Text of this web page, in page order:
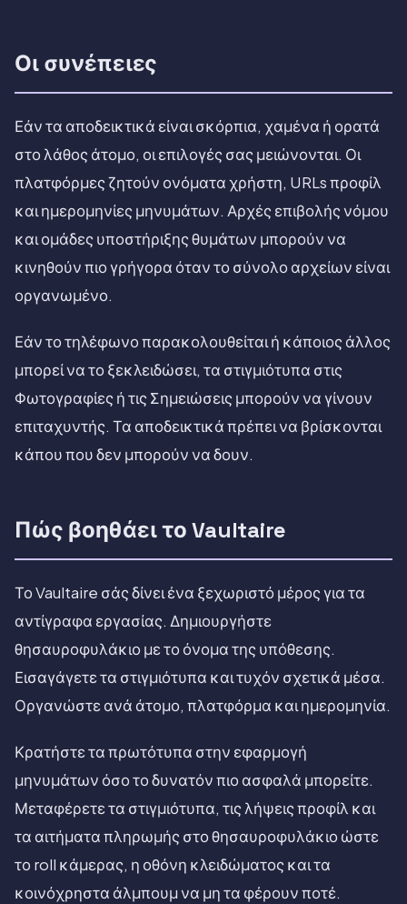
Οι συνέπειες
Εάν τα αποδεικτικά είναι σκόρπια, χαμένα ή ορατά
στο λάθος άτομο, οι επιλογές σας μειώνονται. Οι
πλατφόρμες ζητούν ονόματα χρήστη, URLs προφίλ
και ημερομηνίες μηνυμάτων. Αρχές επιβολής νόμου
και ομάδες υποστήριξης θυμάτων μπορούν να
κινηθούν πιο γρήγορα όταν το σύνολο αρχείων είναι
οργανωμένο.
Εάν το τηλέφωνο παρακολουθείται ή κάποιος άλλος
μπορεί να το ξεκλειδώσει, τα στιγμιότυπα στις
Φωτογραφίες ή τις Σημειώσεις μπορούν να γίνουν
επιταχυντής. Τα αποδεικτικά πρέπει να βρίσκονται
κάπου που δεν μπορούν να δουν.
Πώς βοηθάει το Vaultaire
Το Vaultaire σάς δίνει ένα ξεχωριστό μέρος για τα
αντίγραφα εργασίας. Δημιουργήστε
θησαυροφυλάκιο με το όνομα της υπόθεσης.
Εισαγάγετε τα στιγμιότυπα και τυχόν σχετικά μέσα.
Οργανώστε ανά άτομο, πλατφόρμα και ημερομηνία.
Κρατήστε τα πρωτότυπα στην εφαρμογή
μηνυμάτων όσο το δυνατόν πιο ασφαλά μπορείτε.
Μεταφέρετε τα στιγμιότυπα, τις λήψεις προφίλ και
τα αιτήματα πληρωμής στο θησαυροφυλάκιο ώστε
το roll κάμερας, η οθόνη κλειδώματος και τα
κοινόχρηστα άλμπουμ να μη τα φέρουν ποτέ.